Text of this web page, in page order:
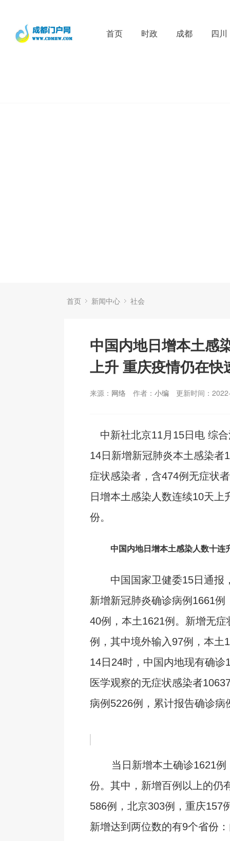
首页 时政 成都 四川
首页 新闻中心 社会
中国内地日增本土感
上升 重庆疫情仍在快
来源： 网络 作者： 小编 更新时间：
中新社北京11月15日电 综
14日新增新冠肺炎本土感染者
症状感染者，含474例无症状
日增本土感染人数连续10天上
份。
中国内地日增本土感染人数十连
中国国家卫健委15日通报
新增新冠肺炎确诊病例1661例
40例，本土1621例。新增无症
例，其中境外输入97例，本土
14日24时，中国内地现有确诊
医学观察的无症状感染者
病例5226例，累计报告确诊病
当日新增本土确诊1621例
份。其中，新增百例以上的仍
586例，北京303例，重庆157
新增达到两位数的有9个省份